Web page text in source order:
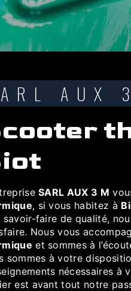
SARL AUX
SARL AUX 3 M
, si vous habitez à
savoir-faire de qualité,
Nous vous
et sommes à
sommes à votre
nécessaires
est avant tout notre